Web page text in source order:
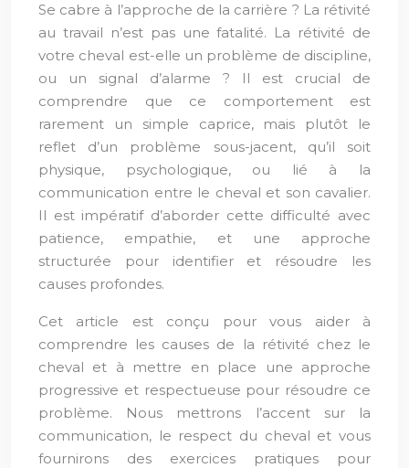
Se cabre à l’approche de la carrière ? La rétivité
au travail n’est pas une fatalité. La rétivité de
votre cheval est-elle un problème de discipline,
ou un signal d’alarme ? Il est crucial de
comprendre que ce comportement est
rarement un simple caprice, mais plutôt le
reflet d’un problème sous-jacent, qu’il soit
physique, psychologique, ou lié à la
communication entre le cheval et son cavalier.
Il est impératif d’aborder cette difficulté avec
patience, empathie, et une approche
structurée pour identifier et résoudre les
causes profondes.
Cet article est conçu pour vous aider à
comprendre les causes de la rétivité chez le
cheval et à mettre en place une approche
progressive et respectueuse pour résoudre ce
problème. Nous mettrons l’accent sur la
communication, le respect du cheval et vous
fournirons des exercices pratiques pour